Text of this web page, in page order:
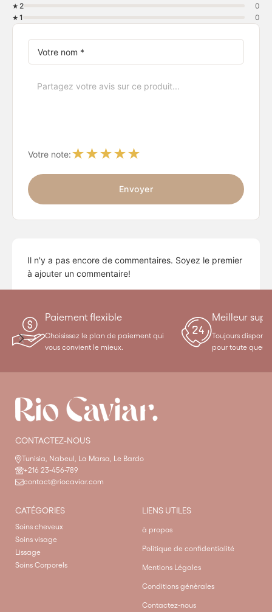
2
0
1
0
Votre note:★★★★★
Envoyer
Il n'y a pas encore de commentaires. Soyez le premier
à ajouter un commentaire!
Paiement flexible
Choisissez le plan de paiement qui
vous convient le mieux.
Meilleur
Toujours
pour toute
CONTACTEZ-NOUS
Tunisia, Nabeul, La Marsa, Le Bardo
+216 23-456-789
contact@riocaviar.com
CATÉGORIES
Soins cheveux
Soins visage
Lissage
Soins Corporels
LIENS UTILES
à propos
Politique de confidentialité
Mentions Légales
Conditions génèrales
Contactez-nous